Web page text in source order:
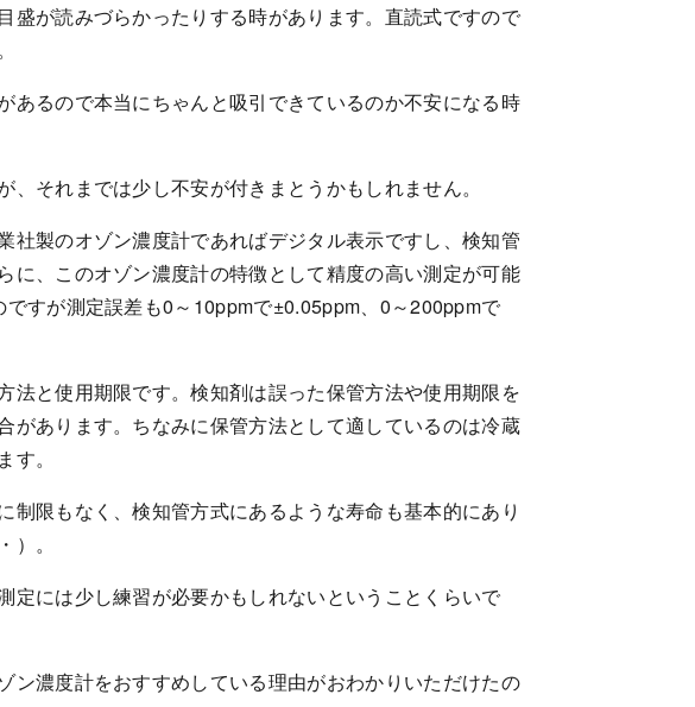
盛が読みづらかったりする時があります。直読式ですので
あるので本当にちゃんと吸引できているのか不安になる時
それまでは少し不安が付きまとうかもしれません。
社製のオゾン濃度計であればデジタル表示ですし、検知管
に、このオゾン濃度計の特徴として精度の高い測定が可能
すが測定誤差も0～10ppmで±0.05ppm、0～200ppmで
法と使用期限です。検知剤は誤った保管方法や使用期限を
があります。ちなみに保管方法として適しているのは冷蔵
。
限もなく、検知管方式にあるような寿命も基本的にあり
。
定には少し練習が必要かもしれないということくらいで
ン濃度計をおすすめしている理由がおわかりいただけたの